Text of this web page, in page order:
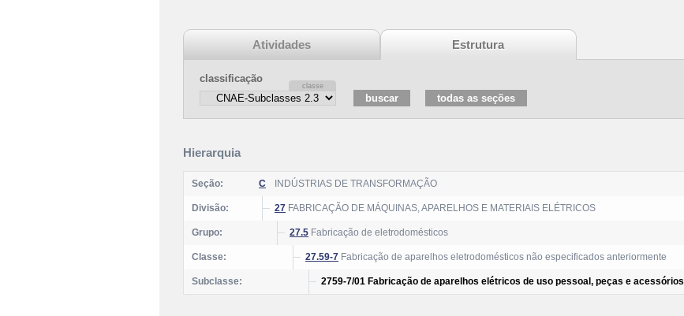
Atividades Estrutura
classificação
Hierarquia
Seção: C INDÚSTRIAS DE TRANSFORMAÇÃO
Divisão: 27 FABRICAÇÃO DE MÁQUINAS, APARELHOS E MATERIAIS ELÉTRICOS
Grupo: 27.5 Fabricação de eletrodomésticos
Classe: 27.59-7 Fabricação de aparelhos eletrodomésticos não especificados anteriormente
Subclasse: 2759-7/01 Fabricação de aparelhos elétricos de uso pessoal, peças e acessórios